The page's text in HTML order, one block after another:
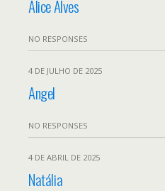
Alice Alves
NO RESPONSES
4 DE JULHO DE 2025
Angel
NO RESPONSES
4 DE ABRIL DE 2025
Natália